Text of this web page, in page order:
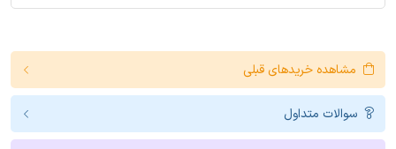
مشاهده خریدهای قبلی
سوالات متداول